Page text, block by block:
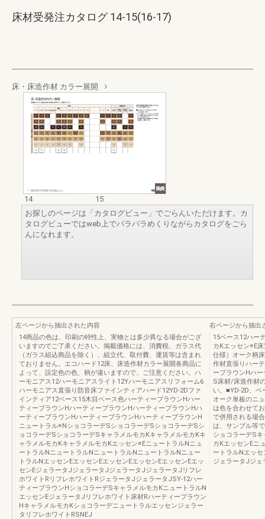
床材受発注カタログ 14-15(16-17)
床・床造作材 カラー展開
14
15
お探しのページは「カタログビュー」でごらんいただけます。カ
タログビューではweb上でパラパラめくりながらカタログをごら
んになれます。
左ページから抽出された内容
14商品の色は、印刷の特性上、実物とは多少異なる場合がござ
いますのでご了承ください。掲載価格には、消費税、ガラス代
（ガラス組込商品を除く）、組立代、取付費、運賃等は含まれ
ておりません。エコハード12床、床造作材カラー展開各商品に
よって、設定色の色、柄が違いますので、ご注意ください。ハ
ーモニアス12ハーモニアスライト12Yハーモニアスリフォーム6
ハーモニアス直張り防音床ファインティアハード12YD-2Dファ
インティア12ベース15木目ベース色ハーティーブラウンHハー
ティーブラウンHハーティーブラウンHハーティーブラウンHハ
ーティーブラウンHハーティーブラウンHハーティーブラウンH
ニュートラル※NショコラーデSショコラーデSショコラーデSシ
ョコラーデSショコラーデSキャラメルモカKキャラメルモカKキ
ャラメルモカKキャラメルモカKエッセン※EニュートラルNニュ
ートラルNニュートラルNニュートラルNニュートラルNニュー
トラルNエッセンEエッセンEエッセンEエッセンEエッセンEエッ
センEジェラータJジェラータJジェラータJジェラータJリフレ
ホワイトRリフレホワイトRジェラータJジェラータJSY-12ハー
ティーブラウンHショコラーデSキャラメルモカKニュートラルN
エッセンEジェラータJリフレホワイト床材Rハーティーブラウン
HキャラメルモカKショコラーデニュートラルエッセンジェラー
タリフレホワイトRSNEJ
右ページから抽出
15ベース12ハー
カKエッセン※E
仕様）オーク柄
作材直張りハー
ーブラウンHハ
S床材/床造作材
い。■YD-2D、ベ
オーク単板のニ
は色を合わせて
で併用される場
は、サンプル等
ショコラーデS
カKエッセンEニ
ートラルNエッ
ジェラータJジェ